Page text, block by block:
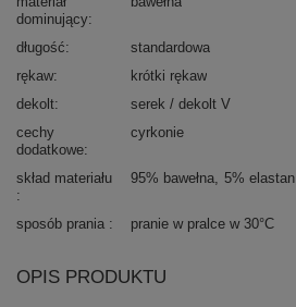
dominujący
długość
standardowa
rękaw
krótki rękaw
dekolt
serek / dekolt V
cechy
dodatkowe
cyrkonie
skład materiału 95% bawełna 5% elastan
sposób prania pranie w pralce w 30°C
OPIS PRODUKTU